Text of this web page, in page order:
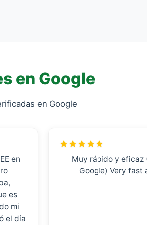
en Google
en Google
en
es
mi
el día
Muy rápido y eficaz
Google) Very fast